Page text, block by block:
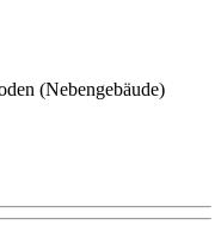
(Nebengebäude)